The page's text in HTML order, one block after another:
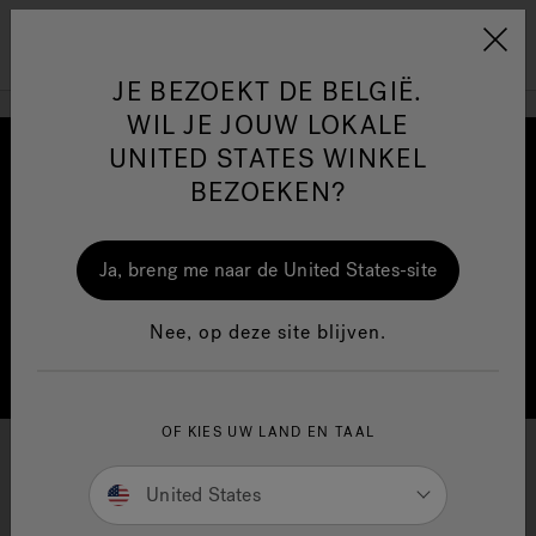
Jacuzzi&reg; EMEA
Jacuzzi® Sensational
Wellness™
One Page
Een nieuwe revolutie in
wellness
JE BEZOEKT DE BELGIË.
WIL JE JOUW LOKALE
UNITED STATES WINKEL
BEZOEKEN?
Ja, breng me naar de United States-site
Nee, op deze site blijven.
OF KIES UW LAND EN TAAL
United States